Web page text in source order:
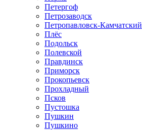
Петергоф
Петрозаводск
Петропавловск-Камчатский
Плёс
Подольск
Полевской
Правдинск
Приморск
Прокопьевск
Прохладный
Псков
Пустошка
Пушкин
Пушкино